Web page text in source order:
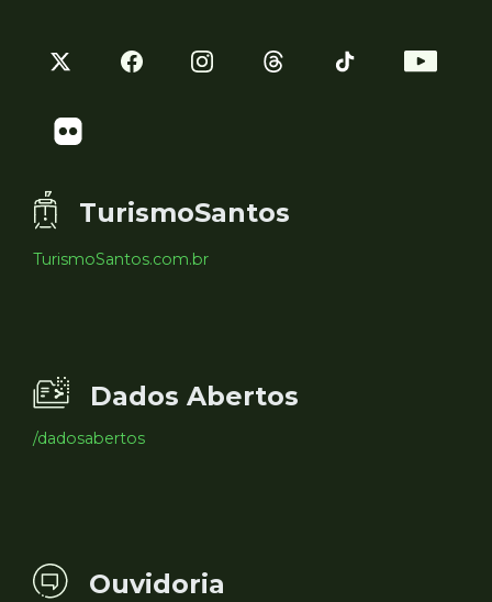
TurismoSantos
TurismoSantos.com.br
Dados Abertos
/dadosabertos
Ouvidoria